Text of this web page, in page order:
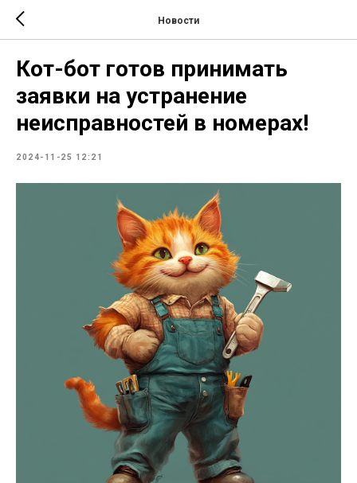
Новости
Кот-бот готов принимать
заявки на устранение
неисправностей в номерах!
2024-11-25 12:21